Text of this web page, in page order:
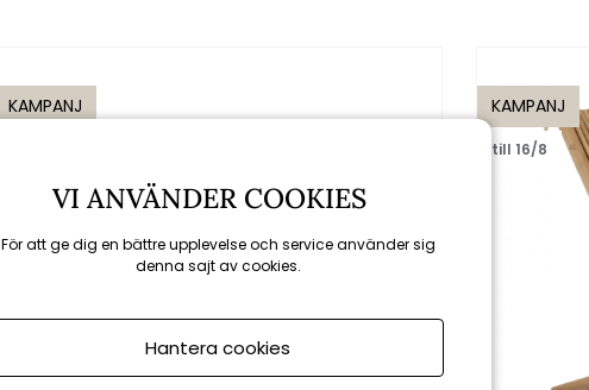
KAMPANJ KAMPANJ
till 16/8
VI ANVÄNDER COOKIES
För att ge dig en bättre upplevelse och service använder sig
denna sajt av cookies.
Hantera cookies